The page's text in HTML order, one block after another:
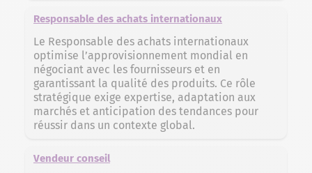
Responsable des achats internationaux
Le Responsable des achats internationaux
optimise l’approvisionnement mondial en
négociant avec les fournisseurs et en
garantissant la qualité des produits. Ce rôle
stratégique exige expertise, adaptation aux
marchés et anticipation des tendances pour
réussir dans un contexte global.
Vendeur conseil